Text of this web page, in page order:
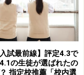
入試最前線】評定4.3で
の生徒が選ばれたの
指定校推薦「校内選